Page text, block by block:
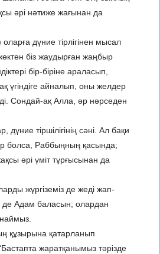
әрі нәтиже жағынан да
дүние тірлігінен мысал
біз жаудырған жаңбыр
бір-біріне араласып,
үгіндіге айналып, оны желдер
Сондай-ақ Алла, әр нәрседен
тіршілігінің сәні. Ал бақи
болса, Раббыңның қасында;
әрі үміт тұрғысынан да
жүргіземіз де жеді жап-
де Адам баласын; олардан
құзырына қатарланып
жаратқанымыз тәрізде